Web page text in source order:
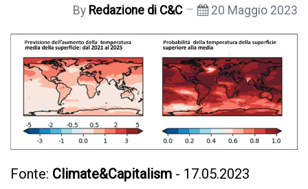
By Redazione di C&C 20 Maggio 2023
Fonte: Climate&Capitalism - 17.05.2023